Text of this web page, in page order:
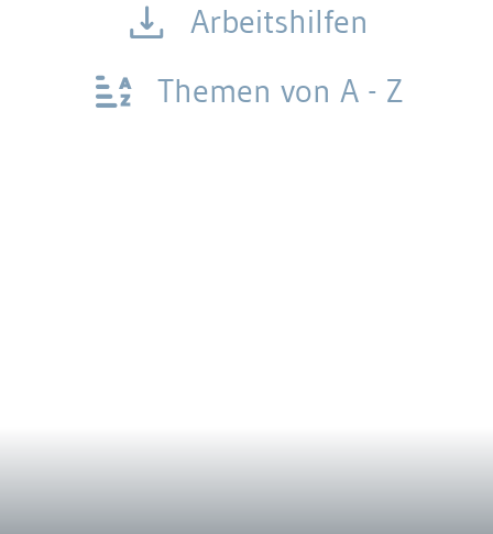
Arbeitshilfen
Themen von A - Z